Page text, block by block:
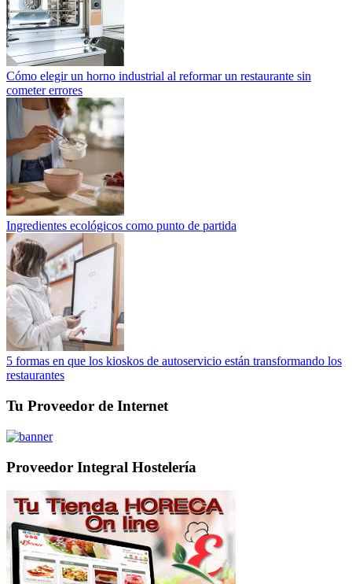
Cómo elegir un horno industrial al reformar un restaurante sin
cometer errores
Ingredientes ecológicos como punto de partida
5 formas en que los kioskos de autoservicio están transformando los
restaurantes
Tu Proveedor de Internet
Proveedor Integral Hostelería